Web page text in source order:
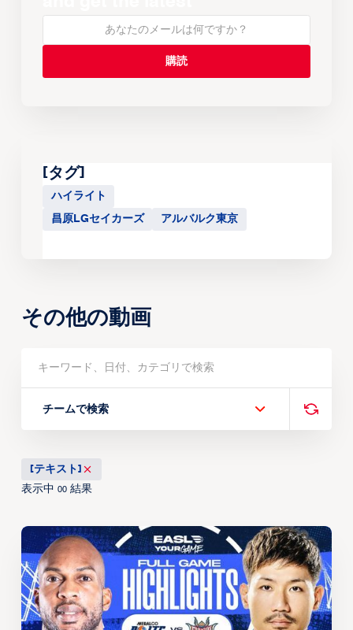
[タグ]
ハイライト
昌原LGセイカーズ アルバルク東京
その他の動画
チームで検索
[テキスト]
表示中 00結果